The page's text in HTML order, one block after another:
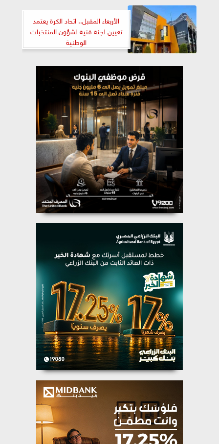
الأربعاء المقبل.. اتحاد الكرة يعتمد
تعيين لجنة فنية لشؤون المنتخبات
الوطنية